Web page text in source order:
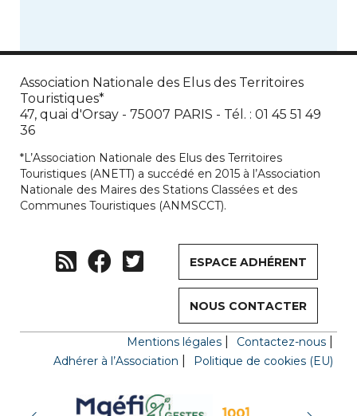
Association Nationale des Elus des Territoires
Touristiques*
47, quai d'Orsay - 75007 PARIS - Tél. : 01 45 51 49
36
*L’Association Nationale des Elus des Territoires
Touristiques (ANETT) a succédé en 2015 à l’Association
Nationale des Maires des Stations Classées et des
Communes Touristiques (ANMSCCT).
ESPACE ADHÉRENT
NOUS CONTACTER
Mentions légales
Contactez-nous
Adhérer à l’Association
Politique de cookies (EU)